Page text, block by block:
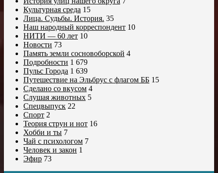
Культурная среда 15
Лица. Судьбы. История. 35
Наш народный корреспондент 10
НИТИ — 60 лет 10
Новости 73
Память земли сосновоборской 4
Подробности 1 679
Пульс Города 1 639
Путешествие на Эльбрус с флагом ББ 15
Сделано со вкусом 4
Слушая животных 5
Спецвыпуск 22
Спорт 2
Теория струн и нот 16
Хобби и ты 7
Чай с психологом 7
Человек и закон 1
Эфир 73